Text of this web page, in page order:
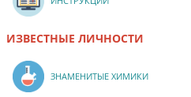
ИЗВЕСТНЫЕ ЛИЧНОСТИ
ЗНАМЕНИТЫЕ ХИМИКИ